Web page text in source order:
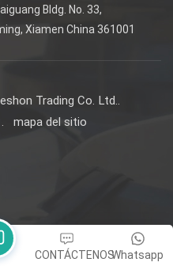
Bldg. No. 33,
Xiamen China 361001
Trading Co. Ltd..
mapa del sitio
Whatsapp
CONTÁCTENOS